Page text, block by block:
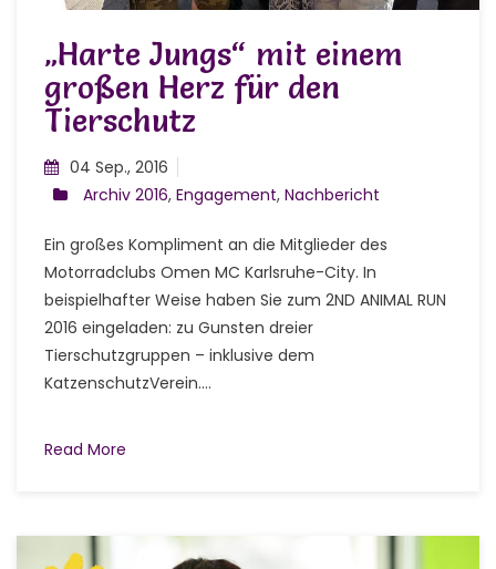
„Harte Jungs“ mit einem
großen Herz für den
Tierschutz
04 Sep., 2016
Archiv 2016, Engagement, Nachbericht
Ein großes Kompliment an die Mitglieder des
Motorradclubs Omen MC Karlsruhe-City. In
beispielhafter Weise haben Sie zum 2ND ANIMAL RUN
2016 eingeladen: zu Gunsten dreier
Tierschutzgruppen – inklusive dem
KatzenschutzVerein....
Read More